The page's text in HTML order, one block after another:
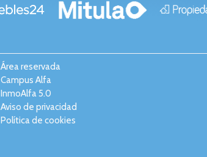
Área reservada
Campus Alfa
InmoAlfa 5.0
Aviso de privacidad
Política de cookies